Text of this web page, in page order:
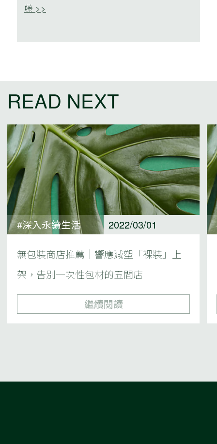
藤 >>
READ NEXT
#深入永續生活 2022/03/01
無包裝商店推薦｜響應減塑「裸裝」上
架，告別一次性包材的五間店
繼續閱讀